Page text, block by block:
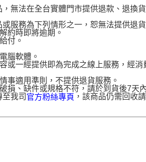
，無法在全台實體門市提供退款、退換
或服務為下列情形之一，恕無法提供退貨
約時即將逾期。
付。
腦軟體。
或一經提供即為完成之線上服務，經消
事適用準則，不提供退貨服務。
損、缺件或規格不符，請於到貨後7天
我司 官方粉絲專頁 ，該商品仍需回收